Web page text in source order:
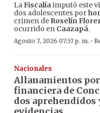
LaFiscalíaimputó este
dos adolescentes por
crimen de Roselín
ocurrido en Caazapá.
Agosto 7, 2026 07:57 p. m. ·
Nacionales
Allanamientos
financiera de
dos aprehendidos